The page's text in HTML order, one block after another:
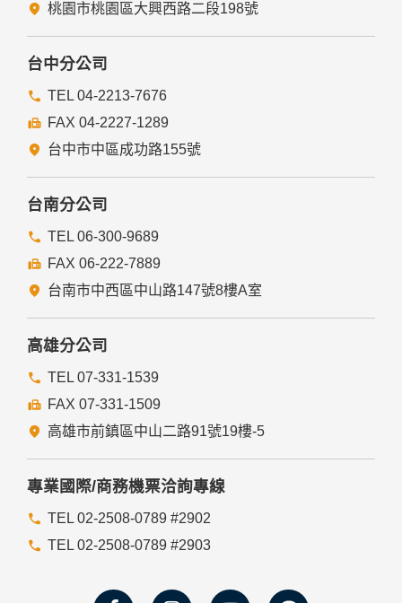
桃園市桃園區大興西路二段198號
台中分公司
TEL 04-2213-7676
FAX 04-2227-1289
台中市中區成功路155號
台南分公司
TEL 06-300-9689
FAX 06-222-7889
台南市中西區中山路147號8樓A室
高雄分公司
TEL 07-331-1539
FAX 07-331-1509
高雄市前鎮區中山二路91號19樓-5
專業國際/商務機票洽詢專線
TEL 02-2508-0789 #2902
TEL 02-2508-0789 #2903